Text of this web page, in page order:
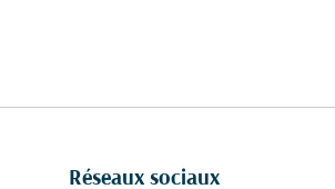
Réseaux sociaux